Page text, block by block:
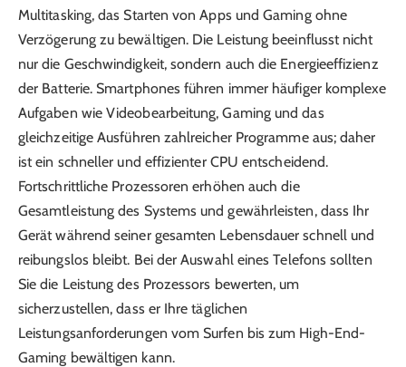
Multitasking, das Starten von Apps und Gaming ohne
Verzögerung zu bewältigen. Die Leistung beeinflusst nicht
nur die Geschwindigkeit, sondern auch die Energieeffizienz
der Batterie. Smartphones führen immer häufiger komplexe
Aufgaben wie Videobearbeitung, Gaming und das
gleichzeitige Ausführen zahlreicher Programme aus; daher
ist ein schneller und effizienter CPU entscheidend.
Fortschrittliche Prozessoren erhöhen auch die
Gesamtleistung des Systems und gewährleisten, dass Ihr
Gerät während seiner gesamten Lebensdauer schnell und
reibungslos bleibt. Bei der Auswahl eines Telefons sollten
Sie die Leistung des Prozessors bewerten, um
sicherzustellen, dass er Ihre täglichen
Leistungsanforderungen vom Surfen bis zum High-End-
Gaming bewältigen kann.